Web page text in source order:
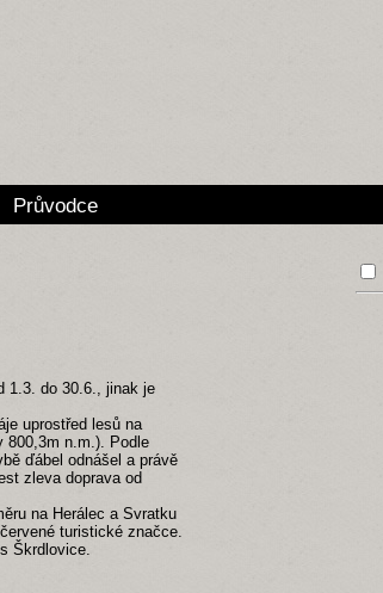
Průvodce
1.3. do 30.6., jinak je
uprostřed lesů na
800,3m n.m.). Podle
ďábel odnášel a právě
zleva doprava od
na Herálec a Svratku
turistické značce.
Škrdlovice.